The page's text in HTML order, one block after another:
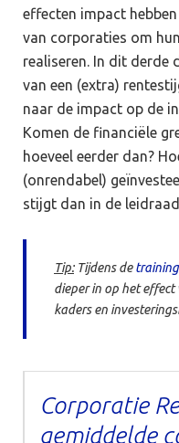
effecten impact
van corporaties om
realiseren. In dit derde
van een (extra)
naar de impact op de
Komen de financiële
hoeveel eerder dan?
(onrendabel)
stijgt dan in de
Tip:Tijdens de
dieper in op het
kaders en
Corporatie
gemiddelde